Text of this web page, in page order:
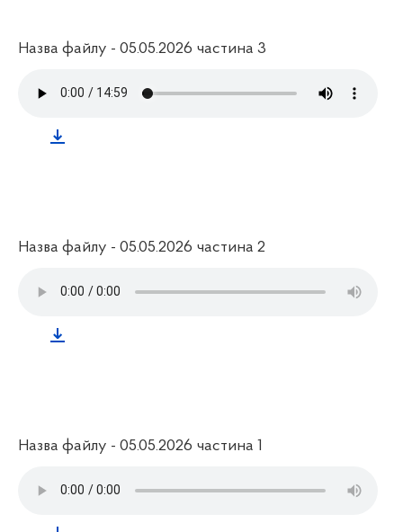
Назва файлу - 05.05.2026 частина 3
Назва файлу - 05.05.2026 частина 2
Назва файлу - 05.05.2026 частина 1